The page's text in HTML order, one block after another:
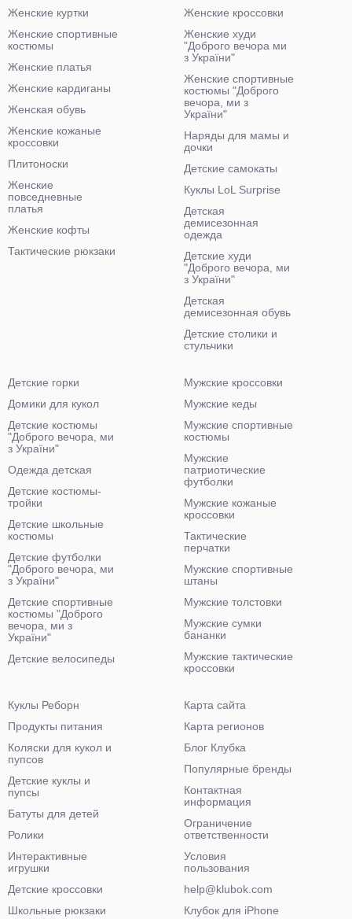
Женские куртки
Женские спортивные
костюмы
Женские платья
Женские кардиганы
Женская обувь
Женские кожаные
кроссовки
Плитоноски
Женские
повседневные
платья
Женские кофты
Тактические рюкзаки
Женские кроссовки
Женские худи
"Доброго вечора ми
з України"
Женские спортивные
костюмы "Доброго
вечора, ми з
України"
Наряды для мамы и
дочки
Детские самокаты
Куклы LoL Surprise
Детская
демисезонная
одежда
Детские худи
"Доброго вечора, ми
з України"
Детская
демисезонная обувь
Детские столики и
стульчики
Детские горки
Домики для кукол
Детские костюмы
"Доброго вечора, ми
з України"
Одежда детская
Детские костюмы-
тройки
Детские школьные
костюмы
Детские футболки
"Доброго вечора, ми
з України"
Детские спортивные
костюмы "Доброго
вечора, ми з
України"
Детские велосипеды
Мужские кроссовки
Мужские кеды
Мужские спортивные
костюмы
Мужские
патриотические
футболки
Мужские кожаные
кроссовки
Тактические
перчатки
Мужские спортивные
штаны
Мужские толстовки
Мужские сумки
бананки
Мужские тактические
кроссовки
Куклы Реборн
Продукты питания
Коляски для кукол и
пупсов
Детские куклы и
пупсы
Батуты для детей
Ролики
Интерактивные
игрушки
Детские кроссовки
Школьные рюкзаки
Карта сайта
Карта регионов
Блог Клубка
Популярные бренды
Контактная
информация
Ограничение
ответственности
Условия
пользования
help@klubok.com
Клубок для iPhone